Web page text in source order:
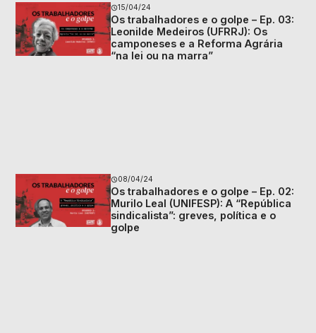
15/04/24
Os trabalhadores e o golpe – Ep. 03:
Leonilde Medeiros (UFRRJ): Os
camponeses e a Reforma Agrária
“na lei ou na marra”
08/04/24
Os trabalhadores e o golpe – Ep. 02:
Murilo Leal (UNIFESP): A “República
sindicalista”: greves, política e o
golpe